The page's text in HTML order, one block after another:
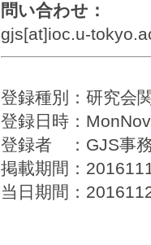
問い合わせ：
gjs[at]ioc.u-
登録種別：研究会
登録日時：
登録者 ：GJS事
掲載期間：
当日期間：